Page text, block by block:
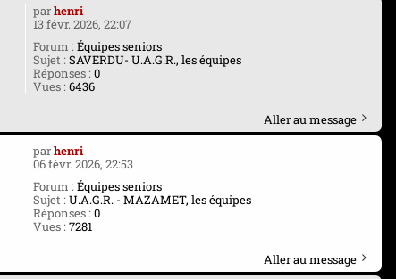
parhenri
13 févr. 2026, 22:07
Forum :Équipes seniors
Sujet :SAVERDU- U.A.G.R., les équipes
Réponses :0
Vues :6436
Aller au message
parhenri
06 févr. 2026, 22:53
Forum :Équipes seniors
Sujet :U.A.G.R. - MAZAMET, les équipes
Réponses :0
Vues :7281
Aller au message